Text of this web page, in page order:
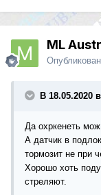
ML
В 18.05.2020
Да охркенеть
А датчик в
тормозит не при
Хорошо хоть
стреляют.